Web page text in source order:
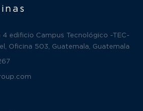
4 edificio Campus Tecnológico -TEC-
Oficina 503, Guatemala, Guatemala